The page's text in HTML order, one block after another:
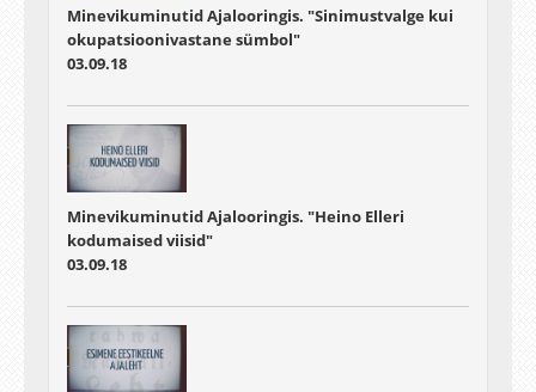
Minevikuminutid Ajalooringis. "Sinimustvalge kui
okupatsioonivastane sümbol"
03.09.18
Minevikuminutid Ajalooringis. "Heino Elleri
kodumaised viisid"
03.09.18